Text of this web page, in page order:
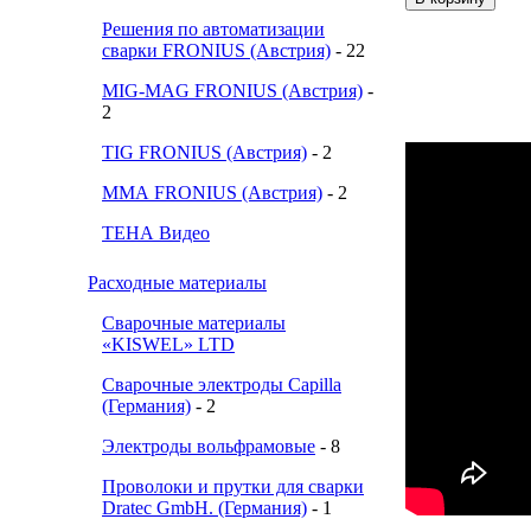
Решения по автоматизации
сварки FRONIUS (Австрия) - 22
MIG-MAG FRONIUS (Австрия) -
2
TIG FRONIUS (Австрия) - 2
ММА FRONIUS (Австрия) - 2
ТЕНА Видео
Расходные материалы
Сварочные материалы
«KISWEL» LTD
Сварочные электроды Capilla
(Германия) - 2
Электроды вольфрамовые - 8
Проволоки и прутки для сварки
Dratec GmbH. (Германия) - 1